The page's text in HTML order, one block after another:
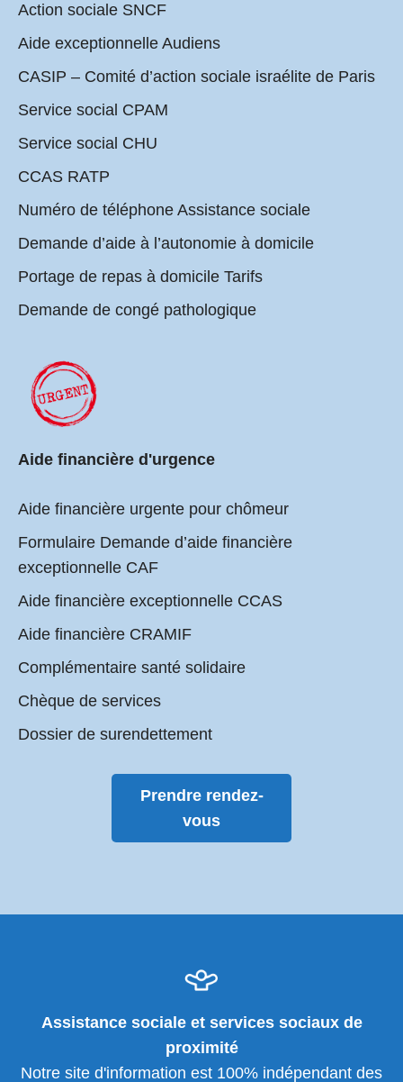
Action sociale SNCF
Aide exceptionnelle Audiens
CASIP – Comité d’action sociale israélite de Paris
Service social CPAM
Service social CHU
CCAS RATP
Numéro de téléphone Assistance sociale
Demande d’aide à l’autonomie à domicile
Portage de repas à domicile Tarifs
Demande de congé pathologique
Aide financière d'urgence
Aide financière urgente pour chômeur
Formulaire Demande d’aide financière
exceptionnelle CAF
Aide financière exceptionnelle CCAS
Aide financière CRAMIF
Complémentaire santé solidaire
Chèque de services
Dossier de surendettement
Prendre rendez-
vous
Assistance sociale et services sociaux de
proximité
Notre site d'information est 100% indépendant des